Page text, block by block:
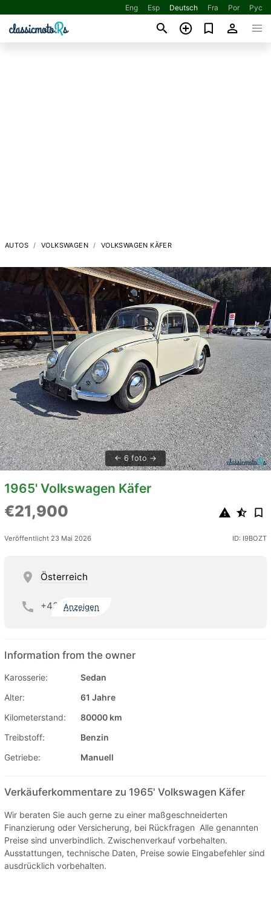
Eng Esp Deutsch Fra Por Рус
AUTOS VOLKSWAGEN VOLKSWAGEN KÄFER
6 foto
1965' Volkswagen Käfer
€21,900
Veröffentlicht 23 Mai 2026 ID: I9BOZT
Österreich
+43 Anzeigen
Information from the owner
Karosserie:
Sedan
Alter:
61 Jahre
Kilometerstand:
80000 km
Treibstoff:
Benzin
Getriebe:
Manuell
Verkäuferkommentare zu 1965' Volkswagen Käfer
Wir beraten Sie auch gerne zu einer maßgeschneiderten
Finanzierung oder Versicherung, bei Rückfragen Alle genannten
Preise sind unverbindlich. Zwischenverkauf vorbehalten.
Ausstattungen, technische Daten, Preise sowie Eingabefehler sind
ausdrücklich vorbehalten.